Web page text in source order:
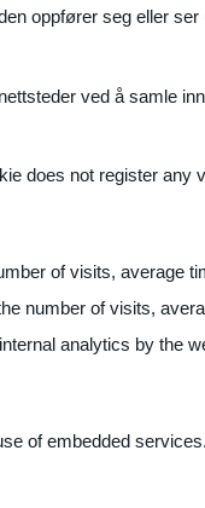
oppfører seg eller
ved å samle
does not register any
of visits, average
number of visits,
analytics by the
of embedded services.